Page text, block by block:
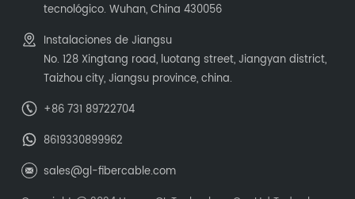
tecnológico. Wuhan, China 430056
Instalaciones de Jiangsu
No. 128 Xingtang road, luotang street, Jiangyan district,
Taizhou city, Jiangsu province, china.
+86 731 89722704
8619330899962
sales@gl-fibercable.com